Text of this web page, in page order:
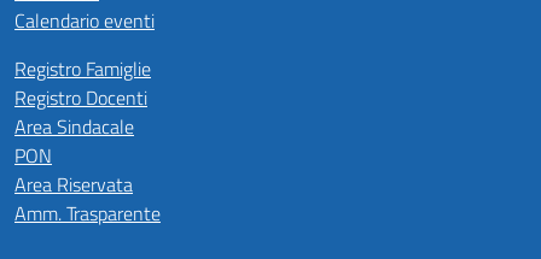
Calendario eventi
Registro Famiglie
Registro Docenti
Area Sindacale
PON
Area Riservata
Amm. Trasparente